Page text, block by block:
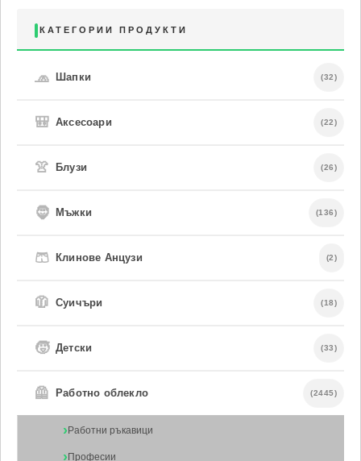
КАТЕГОРИИ ПРОДУКТИ
🧢 Шапки (32)
🎒 Аксесоари (22)
👚 Блузи (26)
🧔 Мъжки (136)
🩳 Клинове Анцузи (2)
🧥 Суичъри (18)
🧒 Детски (33)
🦺 Работно облекло (2445)
Работни ръкавици
Професии